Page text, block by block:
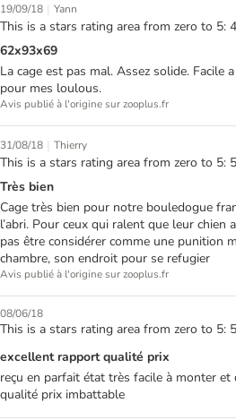
19/09/18 | Yann
This is a stars rating area from zero to 5:
62x93x69
La cage est pas mal. Assez solide. Facile
pour mes loulous.
Avis publié à l'origine sur zooplus.fr
31/08/18 | Thierry
This is a stars rating area from zero to 5:
Très bien
Cage très bien pour notre bouledogue
l’abri. Pour ceux qui ralent que leur chien
pas être considérer comme une punition
chambre, son endroit pour se refugier
Avis publié à l'origine sur zooplus.fr
08/06/18
This is a stars rating area from zero to 5:
excellent rapport qualité prix
reçu en parfait état très facile à monter
qualité prix imbattable